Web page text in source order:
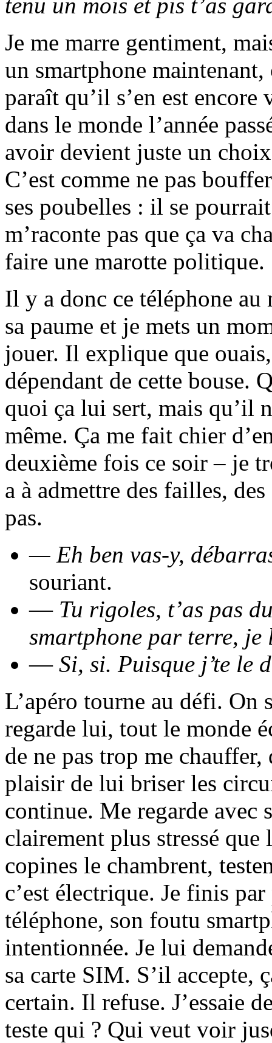
Je me marre gentiment,
un smartphone
paraît qu’il s’en est
dans le monde l’année
avoir devient juste un
C’est comme ne pas
ses poubelles : il se
m’raconte pas que ça va
faire une marotte politique.
Il y a donc ce téléphone au
sa paume et je mets un
jouer. Il explique que
dépendant de cette bouse.
quoi ça lui sert, mais qu’il
même. Ça me fait chier
deuxième fois ce soir – je
a à admettre des failles,
pas.
— Eh ben vas-y,
souriant.
— Tu rigoles, t’as pas
smartphone par terre, je
— Si, si. Puisque j’te le
L’apéro tourne au défi. On
regarde lui, tout le monde
de ne pas trop me
plaisir de lui briser les
continue. Me regarde
clairement plus stressé que
copines le chambrent,
c’est électrique. Je finis
téléphone, son foutu
intentionnée. Je lui
sa carte SIM. S’il accepte,
certain. Il refuse. J’essaie
teste qui ? Qui veut voir